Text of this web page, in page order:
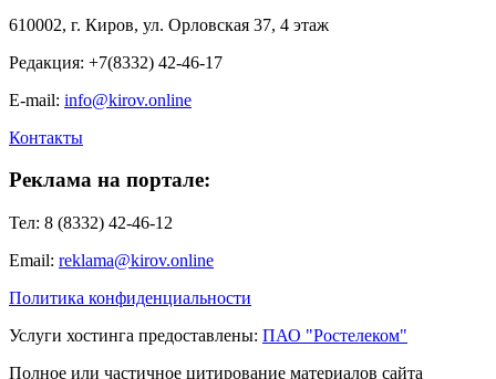
610002, г. Киров, ул. Орловская 37, 4 этаж
Редакция: +7(8332) 42-46-17
E-mail: info@kirov.online
Контакты
Реклама на портале:
Тел: 8 (8332) 42-46-12
Email: reklama@kirov.online
Политика конфиденциальности
Услуги хостинга предоставлены: ПАО "Ростелеком"
Полное или частичное цитирование материалов сайта